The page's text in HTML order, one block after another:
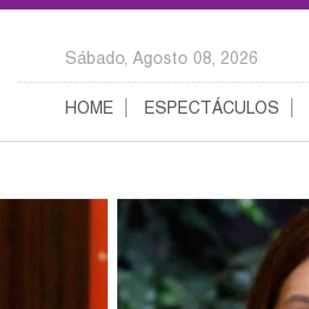
Sábado, Agosto 08, 2026
HOME ESPECTÁCULOS